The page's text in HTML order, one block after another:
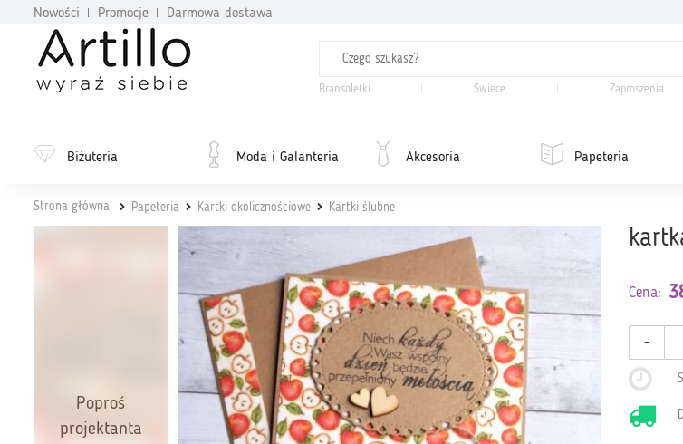
Nowości Promocje Darmowa dostawa
Bransoletki Świece Zaproszenia
Biżuteria Moda i Galanteria Akcesoria Papeteria
Strona główna Papeteria Kartki okolicznościowe Kartki ślubne
Poproś
projektanta
Cena:
-